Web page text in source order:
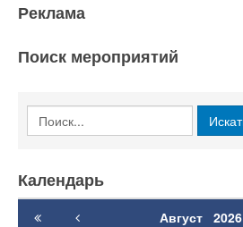
Реклама
Поиск мероприятий
Календарь
Август 2026